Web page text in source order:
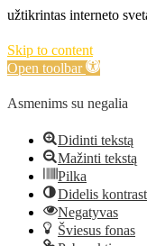
užtikrintas interneto
Skip to content
Open toolbar
Asmenims su negalia
Didinti tekstą
Mažinti tekstą
Pilka
Didelis
Negatyvas
Šviesus fonas